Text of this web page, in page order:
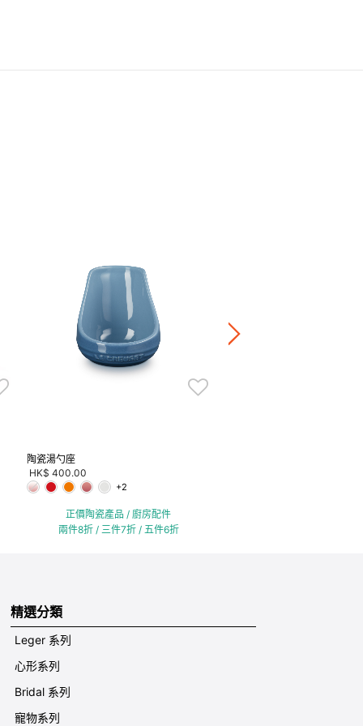
陶瓷湯勺座
HK$ 400.00
+2
正價陶瓷產品 / 廚房配件
兩件8折 / 三件7折 / 五件6折
精選分類
Leger 系列
心形系列
Bridal 系列
寵物系列